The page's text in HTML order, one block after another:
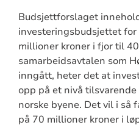
Budsjettforslaget
investeringsbudsjettet
millioner kroner i fjor til
samarbeidsavtalen som
inngått, heter det at
opp på et nivå
norske byene. Det vil i
på 70 millioner kroner i